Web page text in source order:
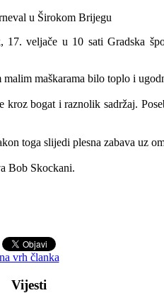
veljače u 10 sati Gradska
maškarama bilo toplo i
bogat i raznolik sadržaj.
toga slijedi plesna zabava uz
Bob Skockani.
na vrh članka
Vijesti